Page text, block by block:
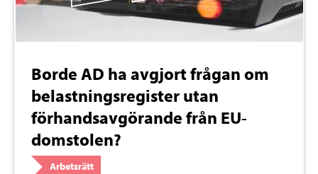
Borde AD ha avgjort frågan om
belastningsregister utan
förhandsavgörande från EU-
domstolen?
Arbetsrätt